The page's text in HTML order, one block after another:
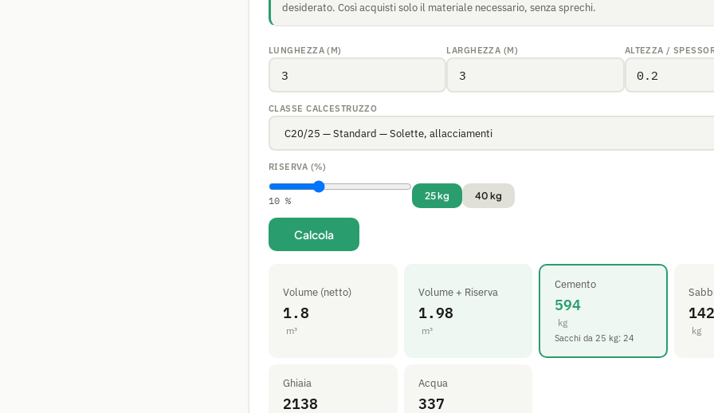
desiderato. Così acquisti solo il materiale necessario, senza sprechi.
LUNGHEZZA (M) LARGHEZZA (M) ALTEZZA /
CLASSE CALCESTRUZZO
RISERVA (%)
10 % 25 kg 40 kg
Calcola
Volume (netto)
1.8
m³
Volume + Riserva
1.98
m³
Cemento
594
kg
Sacchi da 25 kg: 24
kg
Ghiaia
2138
Acqua
337